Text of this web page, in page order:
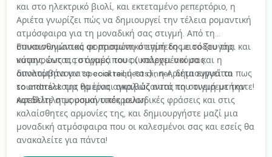
και στο ηλεκτρικό βιολί, και εκτεταμένο ρεπερτόριο, η
Αριέτα γνωρίζει πώς να δημιουργεί την τέλεια ρομαντική
ατμόσφαιρα για τη μοναδική σας στιγμή. Από τη
συναισθηματικά φορτισμένη στιγμή της εισόδου της
νύφης, έως τις στιγμές που οι καλεσμένοι σας
απολαμβάνουν το cocktail ή το dinner, δημιουργεί το
soundtrack της ημέρας αγκαλιάζοντας τη στιγμή με την
κατάλληλη μουσική υπόκρουση.
Επικοινωνώντας σε προσωπικό επίπεδο με το ζευγάρι και
κατανοώντας το όραμά τους (υπάρχει ακόμα και η
δυνατότητα για special requests) , η Αριέτα εγγυάται πως
το αποτέλεσμα θα είναι ακριβώς αυτό που ονειρευτήκατε!
Αφεθείτε στις ρομαντικές μελωδικές φράσεις και στις
καλαίσθητες αρμονίες της, και δημιουργήστε μαζί μια
μοναδική ατμόσφαιρα που οι καλεσμένοι σας και εσείς θα
ανακαλείτε για πάντα!